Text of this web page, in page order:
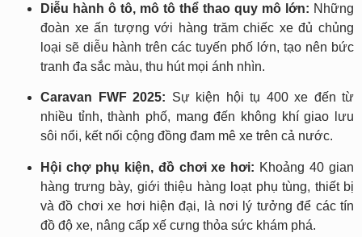
Diễu hành ô tô, mô tô thể thao quy mô lớn: Những
đoàn xe ấn tượng với hàng trăm chiếc xe đủ chủng
loại sẽ diễu hành trên các tuyến phố lớn, tạo nên bức
tranh đa sắc màu, thu hút mọi ánh nhìn.
Caravan FWF 2025: Sự kiện hội tụ 400 xe đến từ
nhiều tỉnh, thành phố, mang đến không khí giao lưu
sôi nổi, kết nối cộng đồng đam mê xe trên cả nước.
Hội chợ phụ kiện, đồ chơi xe hơi: Khoảng 40 gian
hàng trưng bày, giới thiệu hàng loạt phụ tùng, thiết bị
và đồ chơi xe hơi hiện đại, là nơi lý tưởng để các tín
đồ độ xe, nâng cấp xế cưng thỏa sức khám phá.